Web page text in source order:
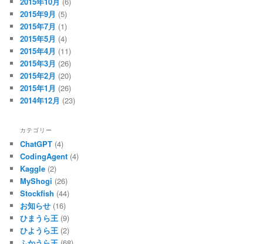
2015年9月 (5)
2015年7月 (1)
2015年5月 (4)
2015年4月 (11)
2015年3月 (26)
2015年2月 (20)
2015年1月 (26)
2014年12月 (23)
カテゴリー
ChatGPT (4)
CodingAgent (4)
Kaggle (2)
MyShogi (26)
Stockfish (44)
お知らせ (16)
ひまうら王 (9)
ひようら王 (2)